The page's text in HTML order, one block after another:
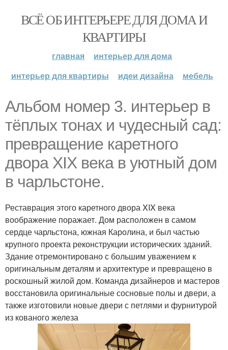
ВСЁ ОБ ИНТЕРЬЕРЕ ДЛЯ ДОМА И
КВАРТИРЫ
главная
интерьер для дома
интерьер для квартиры
идеи дизайна мебель
Альбом номер 3. интерьер в
тёплых тонах и чудесный сад:
превращение каретного
двора XIX века в уютный дом
в чарльстоне.
Реставрация этого каретного двора XIX века
воображение поражает. Дом расположен в самом
сердце чарльстона, южная Каролина, и был частью
крупного проекта реконструкции исторических зданий.
Здание отремонтировано с большим уважением к
оригинальным деталям и архитектуре и превращено в
роскошный жилой дом. Команда дизайнеров и мастеров
восстановила оригинальные сосновые полы и двери, а
также изготовили новые двери с петлями и фурнитурой
из кованого железа